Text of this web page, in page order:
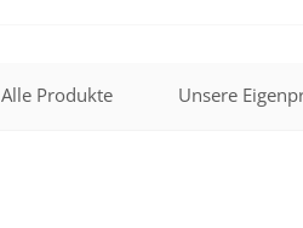
Alle Produkte Unsere